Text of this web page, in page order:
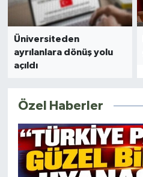
Üniversiteden
ayrılanlara dönüş yolu
açıldı
Özel Haberler